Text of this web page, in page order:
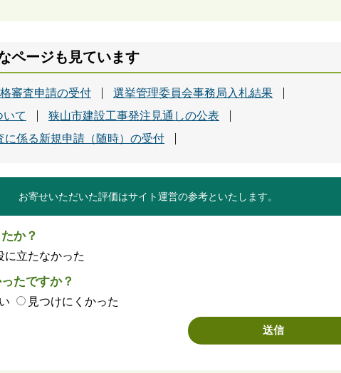
ページも見ています
審査申請の受付
選挙管理委員会事務局入札結果
て
狭山市建設工事発注見通しの公表
係る新規申請（随時）の受付
お寄せいただいた評価はサイト運営の参考といたします。
か？
に立たなかった
たですか？
見つけにくかった